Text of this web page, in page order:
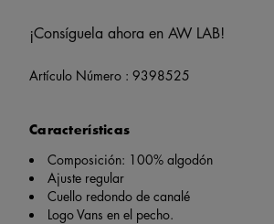
¡Consíguela ahora en AW LAB!
Artículo Número : 9398525
Características
Composición: 100% algodón
Ajuste regular
Cuello redondo de canalé
Logo Vans en el pecho.